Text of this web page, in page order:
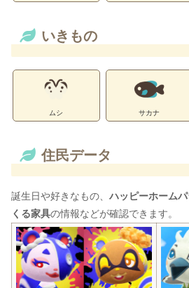
いきもの
ムシ サカナ
住民データ
誕生日や好きなもの、 ハッピーホーム
くる家具の情報などが確認できます。